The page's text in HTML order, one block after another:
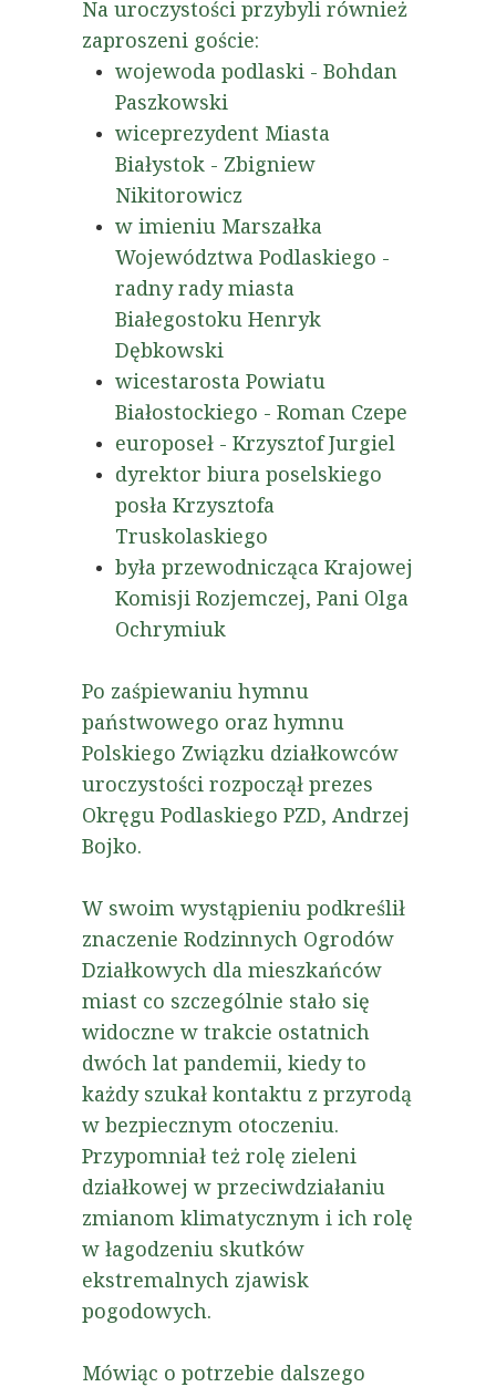
Na uroczystości przybyli również
zaproszeni goście:
wojewoda podlaski - Bohdan
Paszkowski
wiceprezydent Miasta
Białystok - Zbigniew
Nikitorowicz
w imieniu Marszałka
Województwa Podlaskiego -
radny rady miasta
Białegostoku Henryk
Dębkowski
wicestarosta Powiatu
Białostockiego - Roman Czepe
europoseł - Krzysztof Jurgiel
dyrektor biura poselskiego
posła Krzysztofa
Truskolaskiego
była przewodnicząca Krajowej
Komisji Rozjemczej, Pani Olga
Ochrymiuk
Po zaśpiewaniu hymnu
państwowego oraz hymnu
Polskiego Związku działkowców
uroczystości rozpoczął prezes
Okręgu Podlaskiego PZD, Andrzej
Bojko.
W swoim wystąpieniu podkreślił
znaczenie Rodzinnych Ogrodów
Działkowych dla mieszkańców
miast co szczególnie stało się
widoczne w trakcie ostatnich
dwóch lat pandemii, kiedy to
każdy szukał kontaktu z przyrodą
w bezpiecznym otoczeniu.
Przypomniał też rolę zieleni
działkowej w przeciwdziałaniu
zmianom klimatycznym i ich rolę
w łagodzeniu skutków
ekstremalnych zjawisk
pogodowych.
Mówiąc o potrzebie dalszego